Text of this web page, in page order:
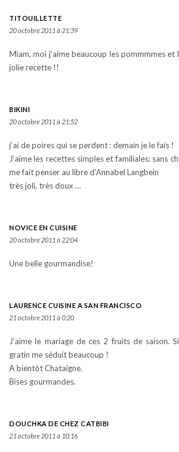
TITOUILLETTE
20 octobre 2011 à 21:39
Miam, moi j’aime beaucoup les pommmmes
jolie recette !!
BIKINI
20 octobre 2011 à 21:52
j’ai de poires qui se perdent : demain je le fais !
J’aime les recettes simples et familiales; sans
me fait penser au libre d’Annabel Langbein
très joli, très doux …
NOVICE EN CUISINE
20 octobre 2011 à 22:04
Une belle gourmandise!
LAURENCE CUISINE A SAN FRANCISCO
21 octobre 2011 à 0:20
J’aime le mariage de ces 2 fruits de saison.
gratin me séduit beaucoup !
A bientôt Chataigne.
Bises gourmandes.
DOUCHKA DE CHEZ CATBIBI
21 octobre 2011 à 10:16